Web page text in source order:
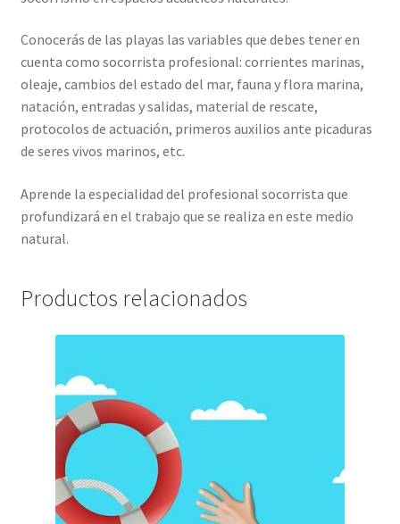
Conocerás de las playas las variables que debes tener en
cuenta como socorrista profesional: corrientes marinas,
oleaje, cambios del estado del mar, fauna y flora marina,
natación, entradas y salidas, material de rescate,
protocolos de actuación, primeros auxilios ante picaduras
de seres vivos marinos, etc.
Aprende la especialidad del profesional socorrista que
profundizará en el trabajo que se realiza en este medio
natural.
Productos relacionados